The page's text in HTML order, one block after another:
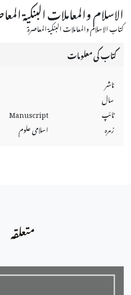
الاسلام والمعاملات البنكية
كتاب الاسلام والمعاملات البنكية المعاصرة
کتاب کی معلومات
ناشر
سال
ٹائپ
Manuscript
زمرہ
اسلامی علوم
متعلقہ